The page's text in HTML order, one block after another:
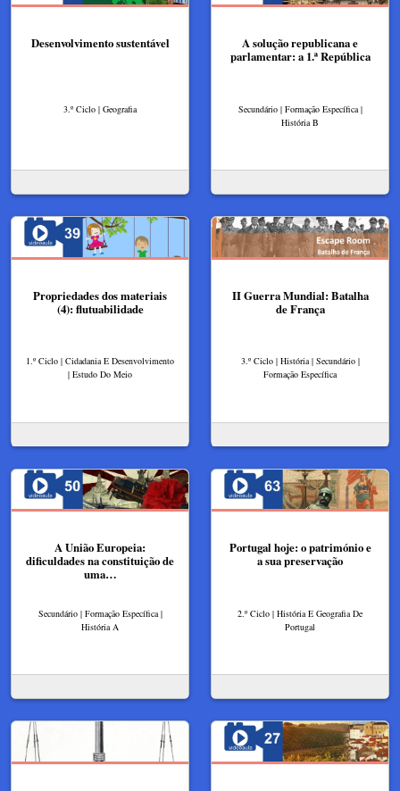
Desenvolvimento sustentável
3.º Ciclo | Geografia
A solução republicana e
parlamentar: a 1.ª República
Secundário | Formação Específica |
História B
Propriedades dos materiais
(4): flutuabilidade
1.º Ciclo | Cidadania E Desenvolvimento
| Estudo Do Meio
II Guerra Mundial: Batalha
de França
3.º Ciclo | História | Secundário |
Formação Específica
A União Europeia:
dificuldades na constituição de
uma…
Secundário | Formação Específica |
História A
Portugal hoje: o património e
a sua preservação
2.º Ciclo | História E Geografia De
Portugal